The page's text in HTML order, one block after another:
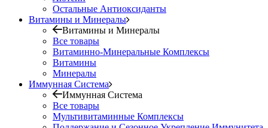
Остальные Антиоксиданты
Витамины и Минералы
Витамины и Минералы
Все товары
Витаминно-Минеральные Комплексы
Витамины
Минералы
Иммунная Система
Иммунная Система
Все товары
Мультивитаминные Комплексы